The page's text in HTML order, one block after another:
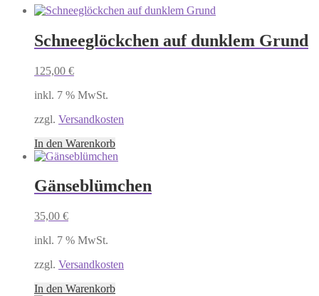
Schneeglöckchen auf dunklem Grund
125,00 €
inkl. 7 % MwSt.
zzgl. Versandkosten
In den Warenkorb
Gänseblümchen
35,00 €
inkl. 7 % MwSt.
zzgl. Versandkosten
In den Warenkorb